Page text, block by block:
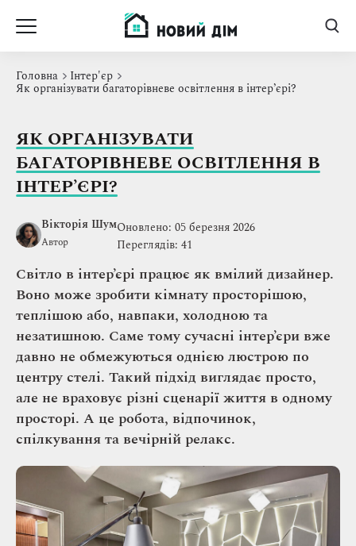
Головна Інтер'єр
Як організувати багаторівневе освітлення в інтер’єрі?
ЯК ОРГАНІЗУВАТИ
БАГАТОРІВНЕВЕ ОСВІТЛЕННЯ В
ІНТЕР’ЄРІ?
Вікторія Шум
Автор
Оновлено: 05 березня 2026
Переглядів: 41
Світло в інтер’єрі працює як вмілий дизайнер.
Воно може зробити кімнату просторішою,
теплішою або, навпаки, холодною та
незатишною. Саме тому сучасні інтер’єри вже
давно не обмежуються однією люстрою по
центру стелі. Такий підхід виглядає просто,
але не враховує різні сценарії життя в одному
просторі. А це робота, відпочинок,
спілкування та вечірній релакс.